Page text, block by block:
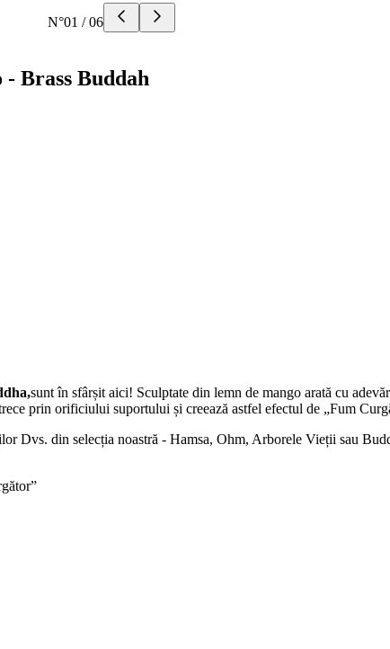
N°01 /06
Brass Buddah
sunt în sfârșit aici! Sculptate din lemn de mango arată cu
prin orificiului suportului și creează astfel efectul de „Fum
Dvs. din selecția noastră - Hamsa, Ohm, Arborele Vieții sau